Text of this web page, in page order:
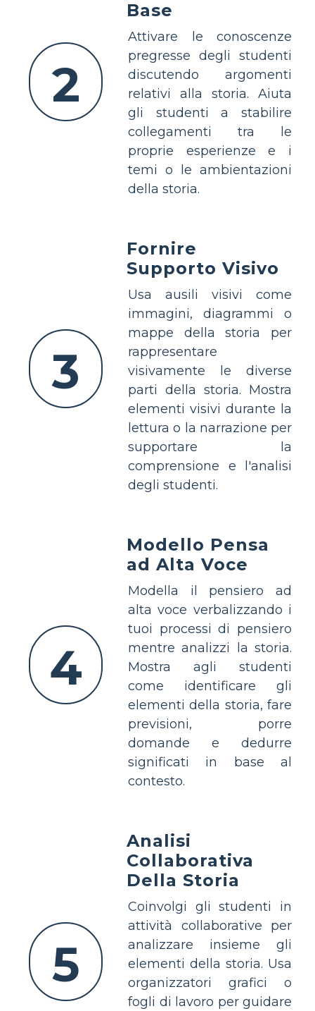
2
Base
Attivare le conoscenze
pregresse degli studenti
discutendo argomenti
relativi alla storia. Aiuta
gli studenti a stabilire
collegamenti tra le
proprie esperienze e i
temi o le ambientazioni
della storia.
3
Fornire
Supporto Visivo
Usa ausili visivi come
immagini, diagrammi o
mappe della storia per
rappresentare
visivamente le diverse
parti della storia. Mostra
elementi visivi durante la
lettura o la narrazione per
supportare la
comprensione e l'analisi
degli studenti.
4
Modello Pensa
ad Alta Voce
Modella il pensiero ad
alta voce verbalizzando i
tuoi processi di pensiero
mentre analizzi la storia.
Mostra agli studenti
come identificare gli
elementi della storia, fare
previsioni, porre
domande e dedurre
significati in base al
contesto.
5
Analisi
Collaborativa
Della Storia
Coinvolgi gli studenti in
attività collaborative per
analizzare insieme gli
elementi della storia. Usa
organizzatori grafici o
fogli di lavoro per guidare